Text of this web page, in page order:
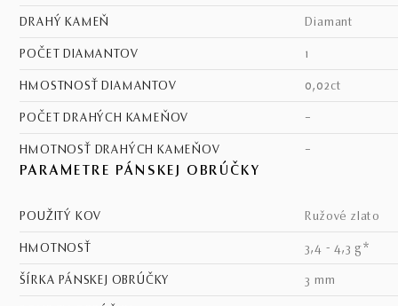
DRAHÝ KAMEŇ diamant
POČET DIAMANTOV 1
HMOSTNOSŤ DIAMANTOV 0,02ct
POČET DRAHÝCH KAMEŇOV –
HMOTNOSŤ DRAHÝCH KAMEŇOV –
PARAMETRE PÁNSKEJ OBRÚČKY
POUŽITÝ KOV ružové zlato
HMOTNOSŤ 3,4 - 4,3 g*
ŠÍRKA PÁNSKEJ OBRÚČKY 3 mm